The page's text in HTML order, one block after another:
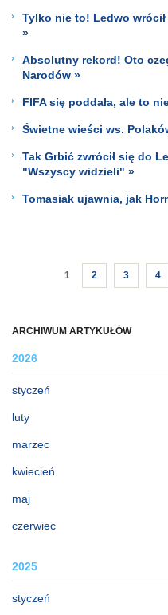
ARCHIWUM ARTYKUŁÓW
2026
styczeń
luty
marzec
kwiecień
maj
czerwiec
2025
styczeń
Tylko nie to! Ledwo
»
Absolutny rekord! Oto
Narodów »
FIFA się poddała, ale to
Świetne wieści ws.
Tak Grbić zwrócił się do
"Wszyscy widzieli" »
Tomasiak ujawnia, jak
1 2 3 4